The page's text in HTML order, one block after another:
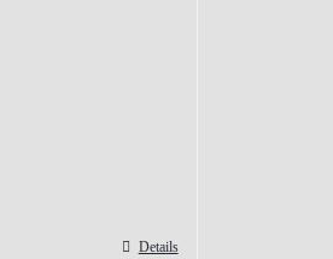
Details